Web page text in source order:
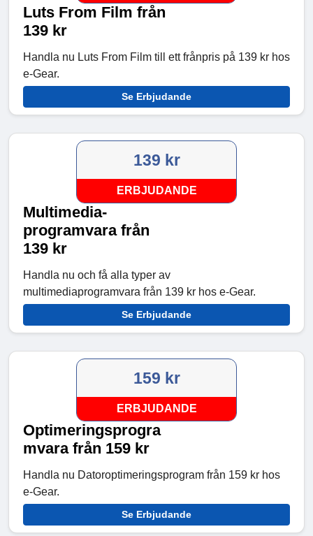
Luts From Film från
139 kr
Handla nu Luts From Film till ett frånpris på 139 kr hos
e-Gear.
Se Erbjudande
139 kr
ERBJUDANDE
Multimedia-
programvara från
139 kr
Handla nu och få alla typer av
multimediaprogramvara från 139 kr hos e-Gear.
Se Erbjudande
159 kr
ERBJUDANDE
Optimeringsprogra
mvara från 159 kr
Handla nu Datoroptimeringsprogram från 159 kr hos
e-Gear.
Se Erbjudande